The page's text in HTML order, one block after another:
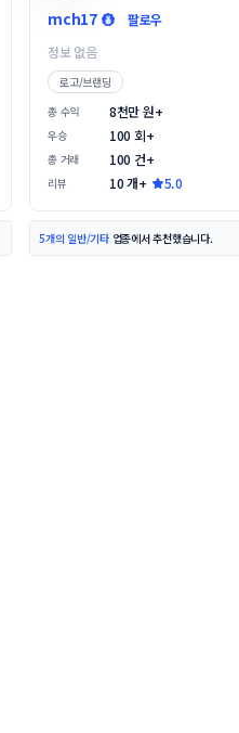
mch17
팔로우
정보 없음
로고/브랜딩
총 수익
8천만 원+
우승 100 회+
총 거래 100 건+
리뷰 10 개+ 5.0
5개의 일반/기타업종에서 추천했습니다.